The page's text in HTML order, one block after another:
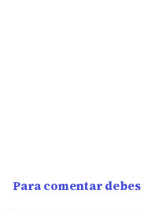
Para comentar